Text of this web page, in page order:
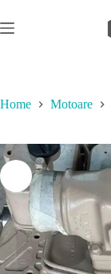
to
content
Home Motoare